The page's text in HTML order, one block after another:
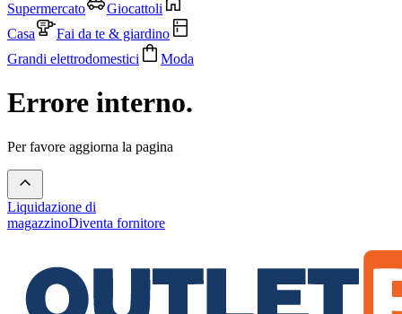
Supermercato
Giocattoli
Casa
Fai da te & giardino
Grandi elettrodomestici
Moda
Errore interno.
Per favore aggiorna la pagina
Liquidazione di
magazzinoDiventa fornitore